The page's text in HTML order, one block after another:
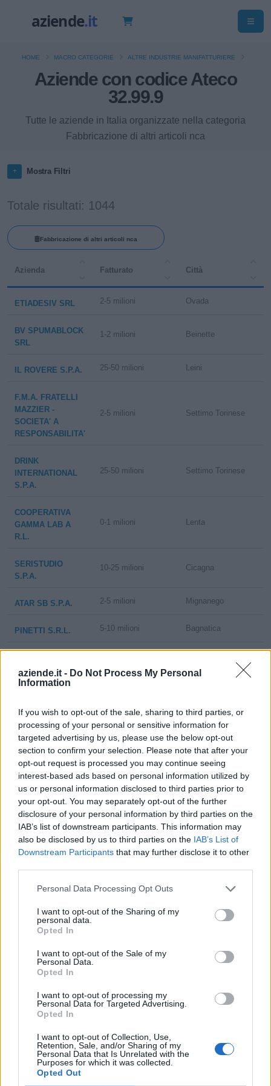
aziende.it - Do Not Process My Personal
Information
If you wish to opt-out of the sale, sharing to third parties, or
processing of your personal or sensitive information for
targeted advertising by us, please use the below opt-out
section to confirm your selection. Please note that after your
opt-out request is processed you may continue seeing
interest-based ads based on personal information utilized by
us or personal information disclosed to third parties prior to
your opt-out. You may separately opt-out of the further
disclosure of your personal information by third parties on the
IAB’s list of downstream participants. This information may
also be disclosed by us to third parties on the IAB’s List of
Downstream Participants that may further disclose it to other
Personal Data Processing Opt Outs
I want to opt-out of the Sharing of my
personal data.
Opted In
I want to opt-out of the Sale of my
Personal Data.
Opted In
I want to opt-out of processing my
Personal Data for Targeted Advertising.
Opted In
I want to opt-out of Collection, Use,
Retention, Sale, and/or Sharing of my
Personal Data that Is Unrelated with the
Purposes for which it was collected.
Opted Out
Aziende con codice Ateco
32.99.9
Tutte le aziende in Italia organizzate nella categoria
Fabbricazione di altri articoli nca
HOME MACRO CATEGORIE ALTRE INDUSTRIE MANIFATTURIERE
Mostra Filtri
Totale risultati: 1044
Fabbricazione di altri articoli nca
Azienda Fatturato Città
ETIADESIV SRL 2-5 milioni Ovada
BV SPUMABLOCK
SRL
1-2 milioni Beinette
IL ROVERE S.P.A. 25-50 milioni Leini
F.M.A. FRATELLI
MAZZIER -
SOCIETA' A
RESPONSABILITA'
2-5 milioni Settimo Torinese
DRINK
INTERNATIONAL
S.P.A.
25-50 milioni Settimo Torinese
COOPERATIVA
GAMMA LAB A
R.L.
0-1 milioni Lenta
SERISTUDIO
S.P.A.
10-25 milioni Cicagna
ATAR SB S.P.A. 2-5 milioni Mignanego
PINETTI S.R.L. 5-10 milioni Bagnatica
SOCIETA'
COOPERATIVA
0-1 milioni Caravaggio
LA GOCCIA,
SOCIETA'
COOPERATIVA
0-1 milioni Clusone
LA SOLIDARIETA'
COOPERATIVA
SOCIALE A R.L.
Dalmine
IL MOSAICO
SOCIETA' COOP.
NARVIK SRL 0-1 milioni
CLARALUNA
S.A.S. DI CORIONI
SERMAR S.R.L.
L'ANCORA
SOCIETA'
COOPERATIVA
0-1 milioni
LA TRE ERRE
S.R.L.
0-1 milioni